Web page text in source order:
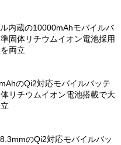
内蔵の10000mAhモバイルバ
固体リチウムイオン電池採用
両立
のQi2対応モバイルバッテ
リチウムイオン電池搭載で大
のQi2対応モバイルバッ